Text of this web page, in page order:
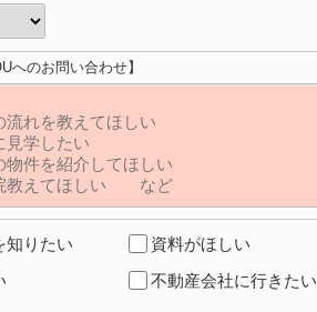
へのお問い合わせ】
知りたい
資料がほしい
不動産会社に行きたい